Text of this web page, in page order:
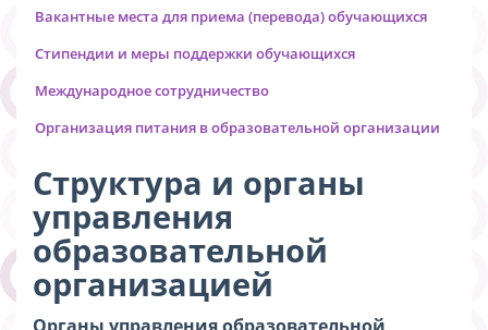
Вакантные места для приема (перевода) обучающихся
Стипендии и меры поддержки обучающихся
Международное сотрудничество
Организация питания в образовательной организации
Структура и органы
управления
образовательной
организацией